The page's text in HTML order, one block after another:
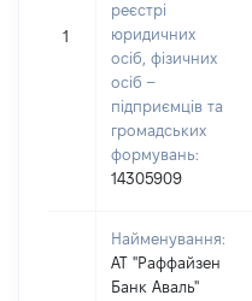
1
реєстрі
юридичних
осіб, фізичних
осіб –
підприємців та
громадських
формувань:
14305909
Найменування:
АТ "Раффайзен
Банк Аваль"